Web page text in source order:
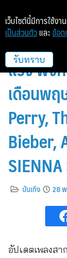
อัปเดต 5
แรง ฟัง
เดือนพ
Perry,
Bieber,
SIENNA
บันเทิง 28
อัปเดตเพลงส
เว็บไซต์นี้มีการใช้ง
เป็นส่วนตัว และ ข้อต
รับทราบ